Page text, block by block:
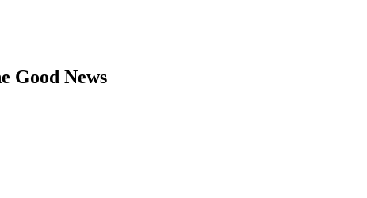
Good News